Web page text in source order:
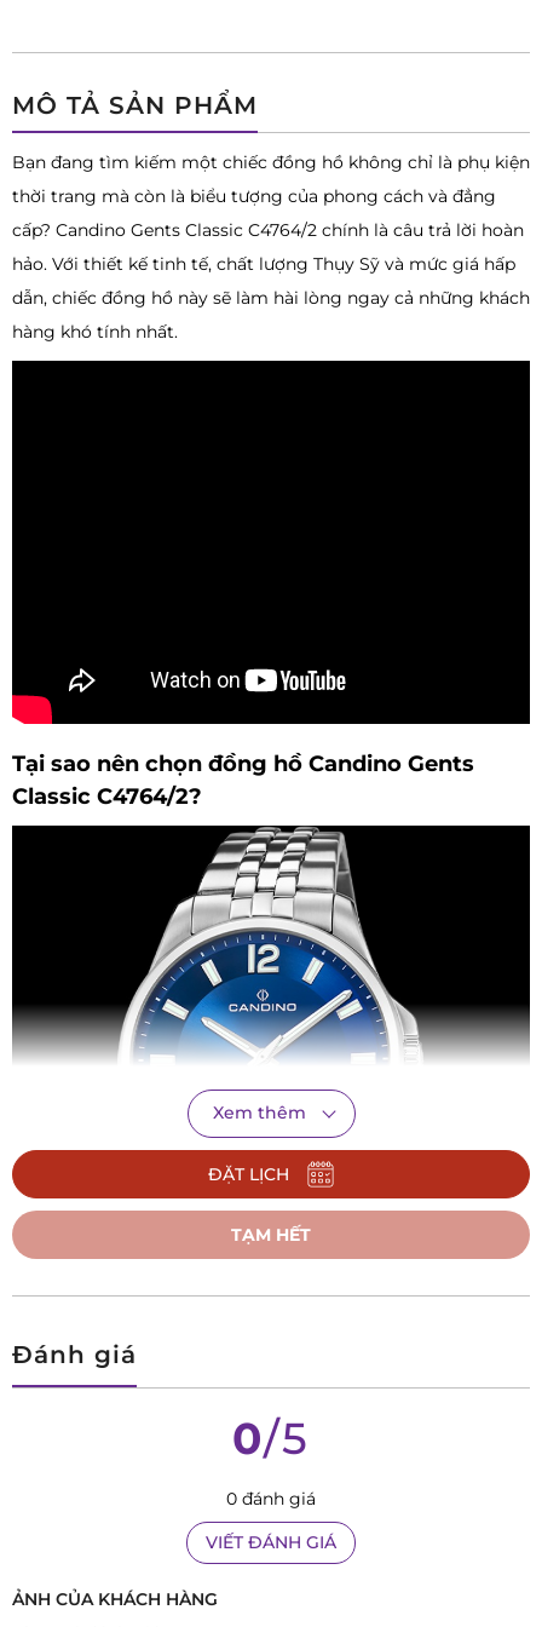
MÔ TẢ SẢN PHẨM
Bạn đang tìm kiếm một chiếc đồng hồ không chỉ là phụ kiện
thời trang mà còn là biểu tượng của phong cách và đẳng
cấp? Candino Gents Classic C4764/2 chính là câu trả lời hoàn
hảo. Với thiết kế tinh tế, chất lượng Thụy Sỹ và mức giá hấp
dẫn, chiếc đồng hồ này sẽ làm hài lòng ngay cả những khách
hàng khó tính nhất.
Tại sao nên chọn đồng hồ Candino Gents
Classic C4764/2?
C4764/2
Thiết kế cổ điển, trường tồn với thời gian:
sang trọng, Candino C4764/2 phù hợp với mọi hoàn
cảnh, từ những buổi làm việc nghiêm túc đến những
Xem thêm
ĐẶT LỊCH
TẠM HẾT
Đánh giá
0/5
0 đánh giá
VIẾT ĐÁNH GIÁ
ẢNH CỦA KHÁCH HÀNG